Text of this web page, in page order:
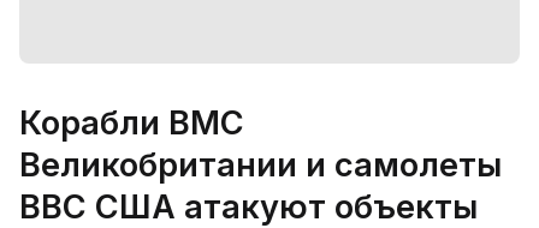
Корабли ВМС
Великобритании и самолеты
ВВС США атакуют объекты